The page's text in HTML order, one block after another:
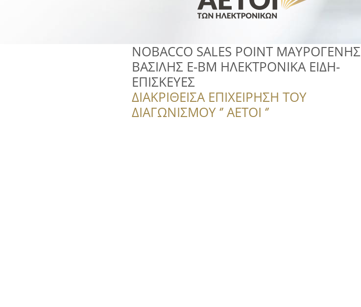
NOBACCO SALES POINT ΜΑΥΡΟΓΕΝΗΣ
ΒΑΣΙΛΗΣ Ε-ΒΜ ΗΛΕΚΤΡΟΝΙΚΑ ΕΙΔΗ-
ΕΠΙΣΚΕΥΕΣ
ΔΙΑΚΡΙΘΕΙΣΑ ΕΠΙΧΕΙΡΗΣΗ ΤΟΥ
ΔΙΑΓΩΝΙΣΜΟΥ ‘’ ΑΕΤΟΙ ‘’